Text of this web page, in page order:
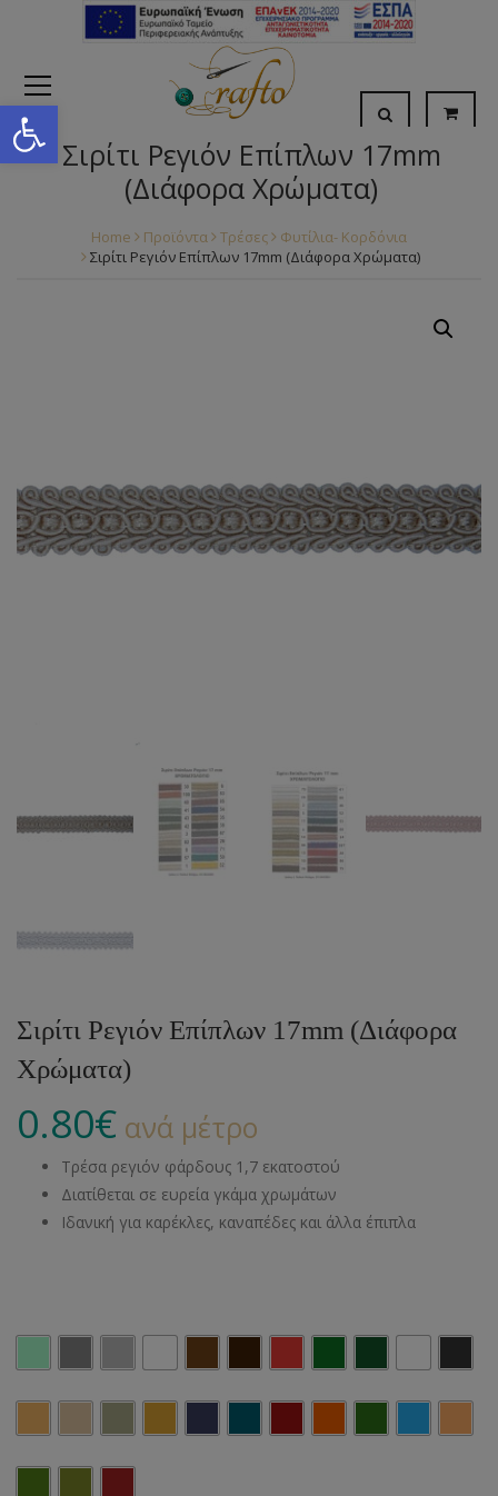
Open toolbar
Σιρίτι Ρεγιόν Επίπλων 17mm
(Διάφορα Χρώματα)
Home Προϊόντα Τρέσες
Φυτίλια- Κορδόνια
Σιρίτι Ρεγιόν Επίπλων 17mm (Διάφορα Χρώματα)
Σιρίτι Ρεγιόν Επίπλων 17mm (Διάφορα
Χρώματα)
0.80€ ανά μέτρο
Τρέσα ρεγιόν φάρδους 1,7 εκατοστού
Διατίθεται σε ευρεία γκάμα χρωμάτων
Ιδανική για καρέκλες, καναπέδες και άλλα έπιπλα